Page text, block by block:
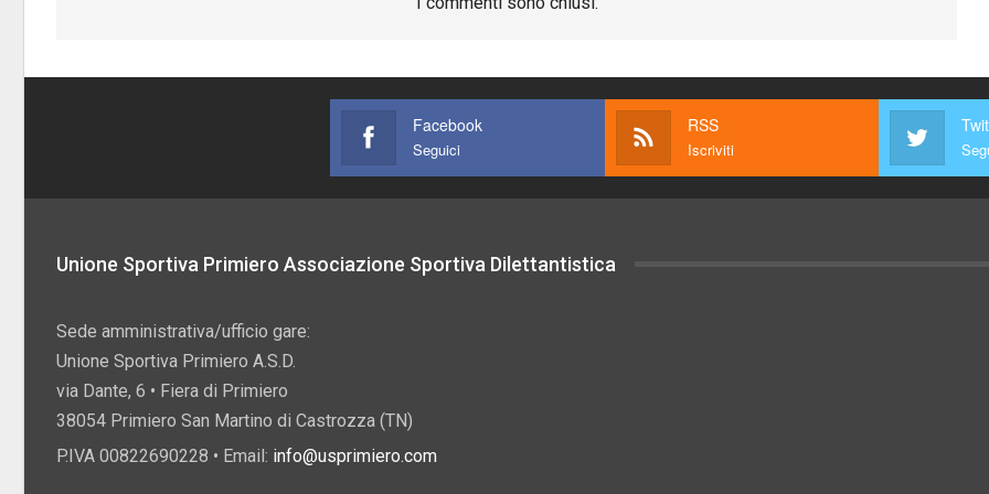
Facebook
Seguici
RSS
Iscriviti
Unione Sportiva Primiero Associazione Sportiva Dilettantistica
Sede amministrativa/ufficio gare:
Unione Sportiva Primiero A.S.D.
via Dante, 6 • Fiera di Primiero
38054 Primiero San Martino di Castrozza (TN)
P.IVA 00822690228 • Email: info@usprimiero.com